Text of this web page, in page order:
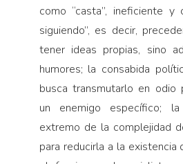
como “casta”, ineficiente y
siguiendo”, es decir,
tener ideas propias, sino
humores; la consabida
busca transmutarlo en odio
un enemigo específico;
extremo de la complejidad
para reducirla a la existencia